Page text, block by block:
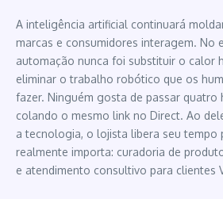
A inteligência artificial continuará
marcas e consumidores interagem. No
automação nunca foi substituir o calor
eliminar o trabalho robótico que os
fazer. Ninguém gosta de passar quatro
colando o mesmo link no Direct. Ao
a tecnologia, o lojista libera seu tempo
realmente importa: curadoria de
e atendimento consultivo para clientes